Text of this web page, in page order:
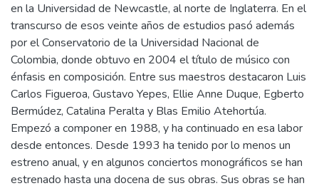
en la Universidad de Newcastle, al norte de Inglaterra. En el
transcurso de esos veinte años de estudios pasó además
por el Conservatorio de la Universidad Nacional de
Colombia, donde obtuvo en 2004 el título de músico con
énfasis en composición. Entre sus maestros destacaron Luis
Carlos Figueroa, Gustavo Yepes, Ellie Anne Duque, Egberto
Bermúdez, Catalina Peralta y Blas Emilio Atehortúa.
Empezó a componer en 1988, y ha continuado en esa labor
desde entonces. Desde 1993 ha tenido por lo menos un
estreno anual, y en algunos conciertos monográficos se han
estrenado hasta una docena de sus obras. Sus obras se han